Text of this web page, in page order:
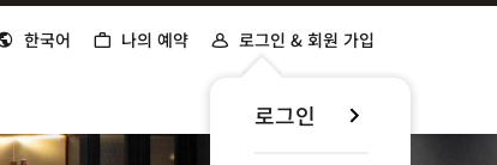
한국어 나의 예약 로그인 & 회원 가입
로그인